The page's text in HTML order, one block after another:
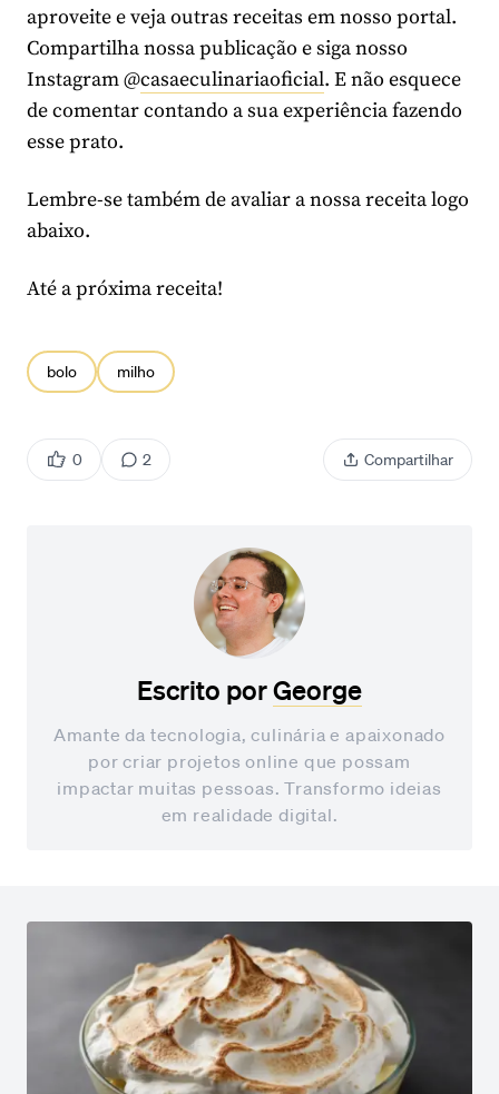
aproveite e veja outras receitas em nosso portal.
Compartilha nossa publicação e siga nosso
Instagram @casaeculinariaoficial. E não esquece
de comentar contando a sua experiência fazendo
esse prato.
Lembre-se também de avaliar a nossa receita logo
abaixo.
Até a próxima receita!
bolo milho
0 2 Compartilhar
Escrito porGeorge
Amante da tecnologia, culinária e apaixonado
por criar projetos online que possam
impactar muitas pessoas. Transformo ideias
em realidade digital.